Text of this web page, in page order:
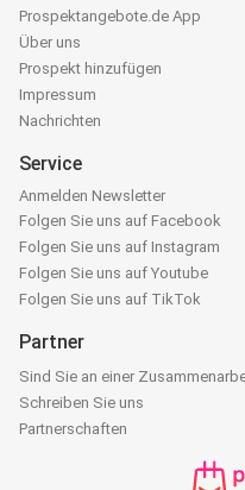
Prospektangebote.de App
Über uns
Prospekt hinzufügen
Impressum
Nachrichten
Service
Anmelden Newsletter
Folgen Sie uns auf Facebook
Folgen Sie uns auf Instagram
Folgen Sie uns auf Youtube
Folgen Sie uns auf TikTok
Partner
Sind Sie an einer
Schreiben Sie uns
Partnerschaften